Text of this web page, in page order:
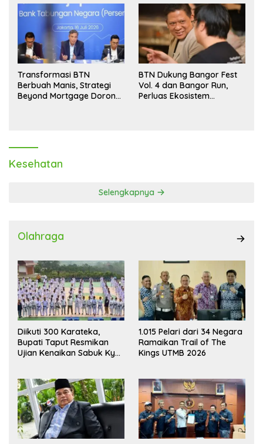
Transformasi BTN
Berbuah Manis, Strategi
Beyond Mortgage Dorong
BTN Dukung Bangor Fest
Vol. 4 dan Bangor Run,
Perluas Ekosistem
Kesehatan
Selengkapnya
Olahraga
Diikuti 300 Karateka,
Bupati Taput Resmikan
Ujian Kenaikan Sabuk Kyu
1.015 Pelari dari 34 Negara
Ramaikan Trail of The
Kings UTMB 2026